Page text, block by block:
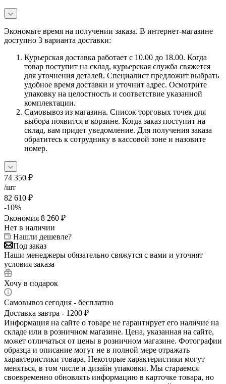
Экономьте время на получении заказа. В интернет-магазине
доступно 3 варианта доставки:
Курьерская доставка работает с 10.00 до 18.00. Когда
товар поступит на склад, курьерская служба свяжется
для уточнения деталей. Специалист предложит выбрать
удобное время доставки и уточнит адрес. Осмотрите
упаковку на целостность и соответствие указанной
комплектации.
Самовывоз из магазина. Список торговых точек для
выбора появится в корзине. Когда заказ поступит на
склад, вам придет уведомление. Для получения заказа
обратитесь к сотруднику в кассовой зоне и назовите
номер.
74 350 ₽
/шт
82 610 ₽
-10%
Экономия 8 260 ₽
Нет в наличии
Нашли дешевле?
Под заказ
Наши менеджеры обязательно свяжутся с вами и уточнят
условия заказа
Хочу в подарок
Самовывоз сегодня - бесплатно
Доставка завтра - 1200 ₽
Информация на сайте о товаре не гарантирует его наличие на
складе или в розничном магазине. Цена, указанная на сайте,
может отличаться от цены в розничном магазине. Фотографии
образца и описание могут не в полной мере отражать
характеристики товара. Некоторые характеристики могут
меняться, в том числе и дизайн упаковки. Мы стараемся
своевременно обновлять информацию в карточке товара, но